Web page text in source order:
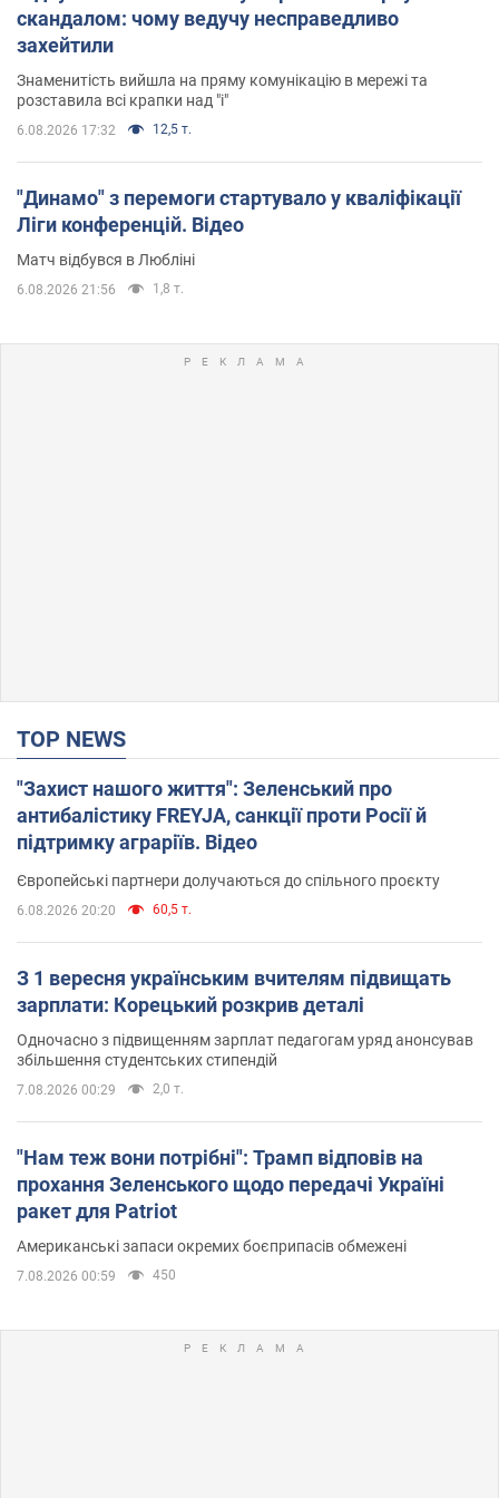
скандалом: чому ведучу несправедливо
захейтили
Знаменитість вийшла на пряму комунікацію в мережі та
розставила всі крапки над "і"
6.08.2026 17:32 12,5 т.
"Динамо" з перемоги стартувало у кваліфікації
Ліги конференцій. Відео
Матч відбувся в Любліні
6.08.2026 21:56 1,8 т.
TOP NEWS
"Захист нашого життя": Зеленський про
антибалістику FREYJA, санкції проти Росії й
підтримку аграріїв. Відео
Європейські партнери долучаються до спільного проєкту
6.08.2026 20:20 60,5 т.
З 1 вересня українським вчителям підвищать
зарплати: Корецький розкрив деталі
Одночасно з підвищенням зарплат педагогам уряд анонсував
збільшення студентських стипендій
7.08.2026 00:29 2,0 т.
"Нам теж вони потрібні": Трамп відповів на
прохання Зеленського щодо передачі Україні
ракет для Patriot
Американські запаси окремих боєприпасів обмежені
7.08.2026 00:59 450